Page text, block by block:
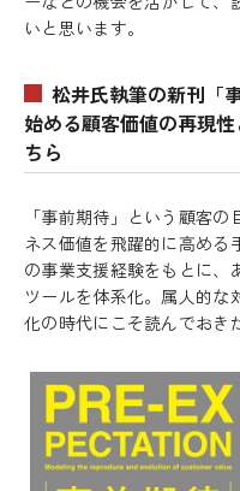
いと思います。
松井氏執筆の新刊「
始める顧客価値の再現
ちら
「事前期待」という顧客
ネス価値を飛躍的に高める
の事業支援経験をもとに、
ツールを体系化。属人的
化の時代にこそ読んでおき